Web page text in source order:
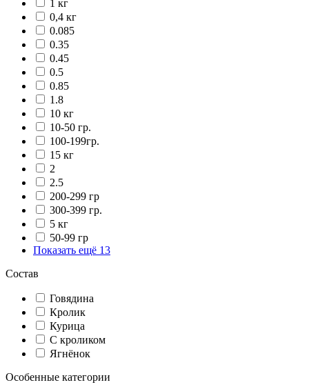
1 кг
0,4 кг
0.085
0.35
0.45
0.5
0.85
1.8
10 кг
10-50 гр.
100-199гр.
15 кг
2
2.5
200-299 гр
300-399 гр.
5 кг
50-99 гр
Показать ещё 13
Состав
Говядина
Кролик
Курица
С кроликом
Ягнёнок
Особенные категории